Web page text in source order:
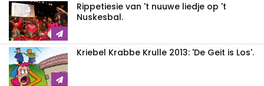
Rippetiesie van 't nuuwe liedje op 't
Nuskesbal.
Kriebel Krabbe Krulle 2013: 'De Geit is Los'.